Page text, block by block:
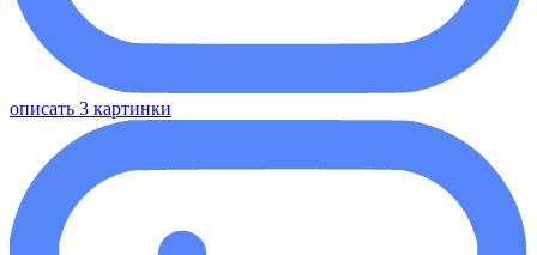
описать 3 картинки